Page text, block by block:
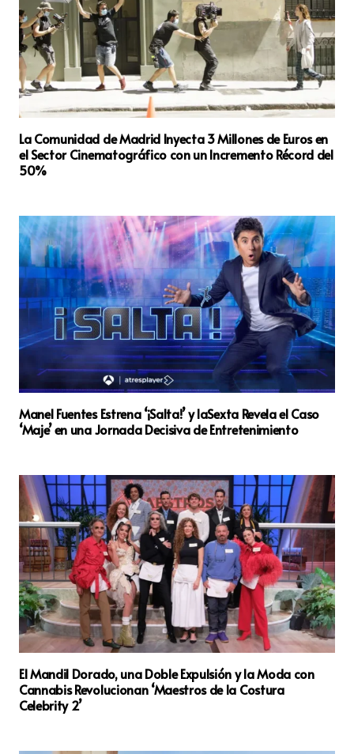
La Comunidad de Madrid Inyecta 3 Millones de Euros en
el Sector Cinematográfico con un Incremento Récord del
50%
Manel Fuentes Estrena ‘¡Salta!’ y laSexta Revela el Caso
‘Maje’ en una Jornada Decisiva de Entretenimiento
El Mandil Dorado, una Doble Expulsión y la Moda con
Cannabis Revolucionan ‘Maestros de la Costura
Celebrity 2’